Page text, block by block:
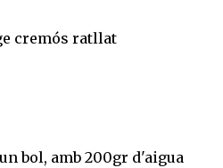
cremós ratllat
bol, amb 200gr d'aigua